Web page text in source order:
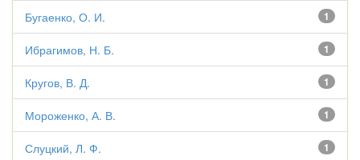
1
Бугаенко, О. И.
1
Ибрагимов, Н. Б.
1
Кругов, В. Д.
1
Мороженко, А. В.
1
Слуцкий, Л. Ф.